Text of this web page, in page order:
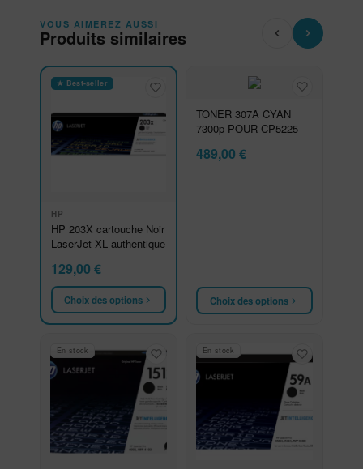
VOUS AIMEREZ AUSSI
Produits similaires
★ Best-seller
HP
HP 203X cartouche Noir
LaserJet XL authentique
129,00 €
Choix des options
TONER 307A CYAN
7300p POUR CP5225
489,00 €
Choix des options
En stock En stock